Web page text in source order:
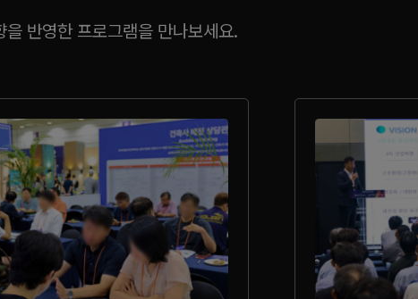
을 반영한 프로그램을 만나보세요.